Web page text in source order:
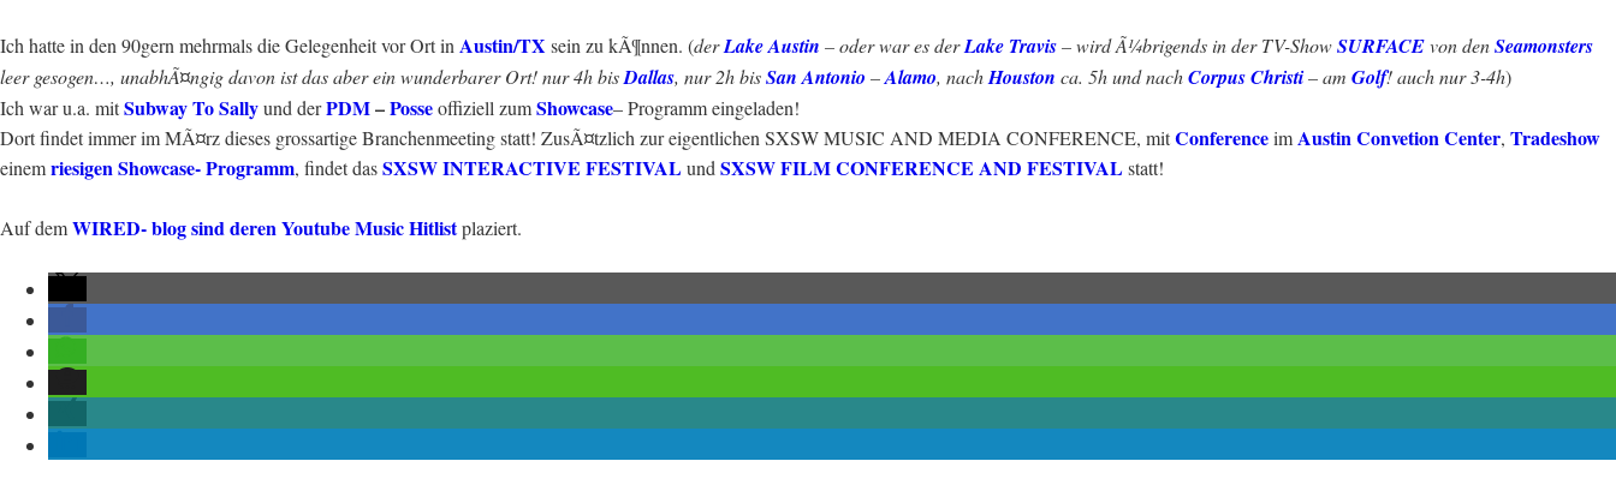
Ich hatte in den 90gern mehrmals die Gelegenheit vor Ort in Austin/TX sein zu kÃ¶nnen. (derLake Austin – oder war es derLake Travis– wird Ã¼brigends in der TV-ShowSURFACEvon denSeamonsters
leer gesogen…, unabhÃ¤ngig davon ist das aber ein wunderbarer Ort! nur 4h bisDallas, nur 2h bisSan Antonio –Alamo, nachHouston ca. 5h und nachCorpus Christi– am Golf! auch nur 3-4h)
Ich war u.a. mitSubway To Sallyund derPDM–Posseoffiziell zumShowcase– Programm eingeladen!
Dort findet immer im MÃ¤rz dieses grossartige Branchenmeeting statt! ZusÃ¤tzlich zur eigentlichen SXSW MUSIC AND MEDIA CONFERENCE, mitConferenceimAustin Convetion Center, Tradeshow
einemriesigen Showcase- Programm, findet dasSXSW INTERACTIVE FESTIVALund SXSW FILM CONFERENCE AND FESTIVALstatt!
Auf demWIRED- blog sind deren Youtube Music Hitlistplaziert.